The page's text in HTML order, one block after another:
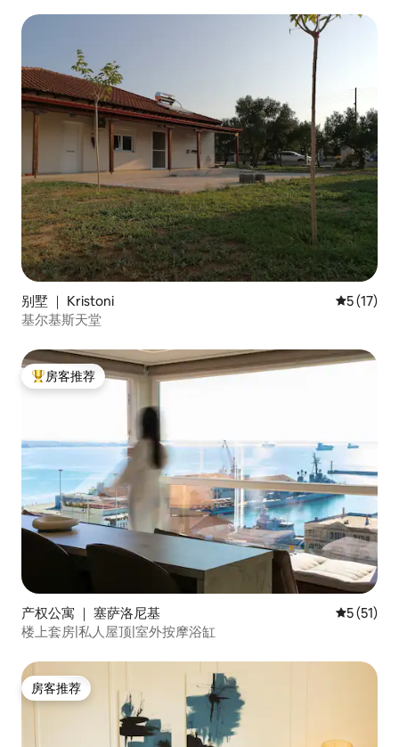
别墅 ｜ Kristoni 平均评分
5 (17)
基尔基斯天堂
热门「房客推荐」
房客推荐
产权公寓 ｜ 塞萨洛尼基 平均评分
5 (51)
楼上套房|私人屋顶|室外按摩浴缸
房客推荐
房客推荐